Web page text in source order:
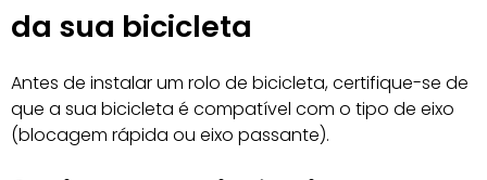
da sua bicicleta
Antes de instalar um rolo de bicicleta, certifique-se de
que a sua bicicleta é compatível com o tipo de eixo
(blocagem rápida ou eixo passante).